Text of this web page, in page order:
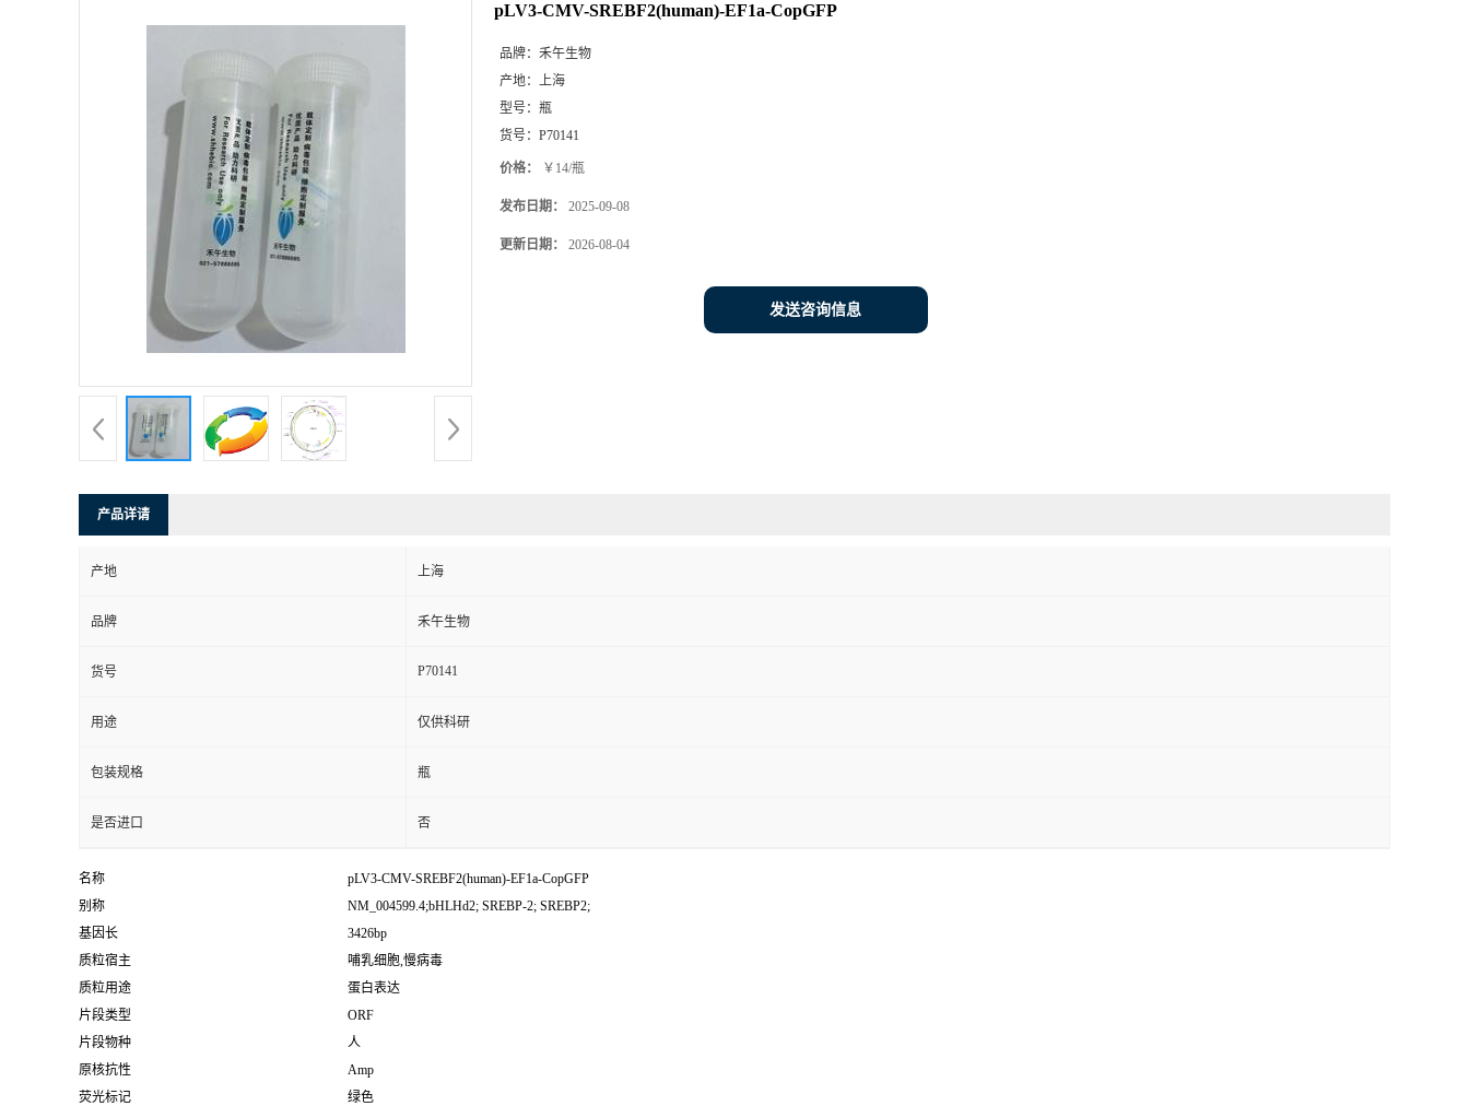
pLV3-CMV-SREBF2(human)-EF1a-CopGFP
品牌： 禾午生物
产地： 上海
型号： 瓶
货号： P70141
价格： ￥14/瓶
发布日期： 2025-09-08
更新日期： 2026-08-04
发送咨询信息
产品详请
产地 上海
品牌 禾午生物
货号 P70141
用途 仅供科研
包装规格 瓶
是否进口 否
名称
pLV3-CMV-SREBF2(human)-EF1a-CopGFP
别称
NM_004599.4;bHLHd2; SREBP-2; SREBP2;
基因长
3426bp
质粒宿主
哺乳细胞,慢病毒
质粒用途
蛋白表达
片段类型
ORF
片段物种
人
原核抗性
Amp
荧光标记
绿色